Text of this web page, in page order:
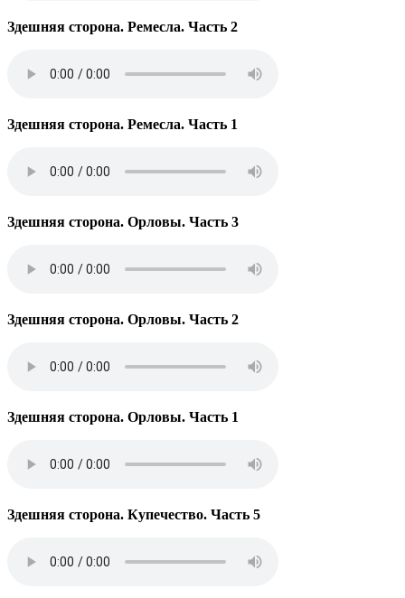
Здешняя сторона. Ремесла. Часть 2
Здешняя сторона. Ремесла. Часть 1
Здешняя сторона. Орловы. Часть 3
Здешняя сторона. Орловы. Часть 2
Здешняя сторона. Орловы. Часть 1
Здешняя сторона. Купечество. Часть 5